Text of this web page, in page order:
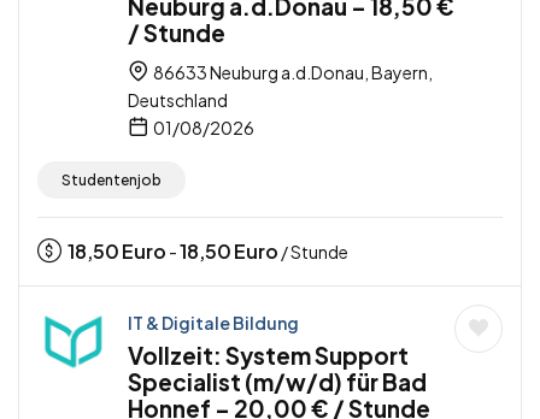
Neuburg a.d.Donau – 18,50 €
/ Stunde
86633 Neuburg a.d.Donau, Bayern,
Deutschland
01/08/2026
Studentenjob
18,50Euro -18,50Euro / Stunde
IT & Digitale Bildung
Vollzeit: System Support
Specialist (m/w/d) für Bad
Honnef – 20,00 € / Stunde